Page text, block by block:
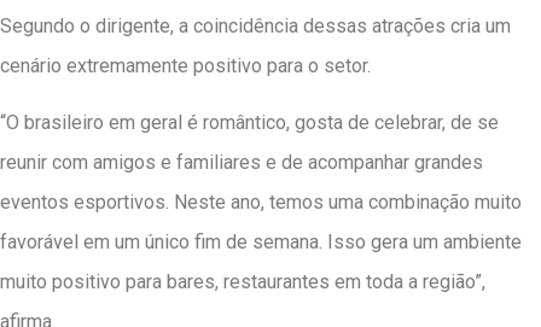
Segundo o dirigente, a coincidência dessas atrações cria um
cenário extremamente positivo para o setor.
“O brasileiro em geral é romântico, gosta de celebrar, de se
reunir com amigos e familiares e de acompanhar grandes
eventos esportivos. Neste ano, temos uma combinação muito
favorável em um único fim de semana. Isso gera um ambiente
muito positivo para bares, restaurantes em toda a região”,
afirma.